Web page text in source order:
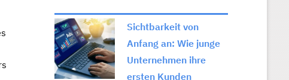
Sichtbarkeit von
Anfang an: Wie junge
Unternehmen ihre
ersten Kunden